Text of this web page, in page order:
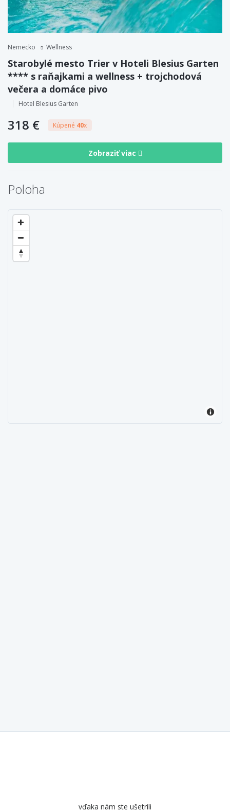
Nemecko Wellness
Starobylé mesto Trier v Hoteli Blesius Garten
**** s raňajkami a wellness + trojchodová
večera a domáce pivo
Hotel Blesius Garten
318 € Kúpené 40x
Zobraziť viac
Poloha
vďaka nám ste ušetrili